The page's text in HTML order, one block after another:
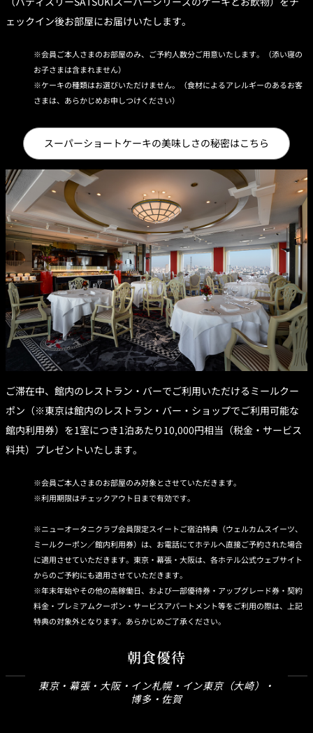
ェックイン後お部屋にお届けいたします。
会員ご本人さまのお部屋のみ、ご予約人数分ご用意いたします。（添い寝の
お子さまは含まれません）
ケーキの種類はお選びいただけません。（食材によるアレルギーのあるお客
さまは、あらかじめお申しつけください）
スーパーショートケーキの美味しさの秘密はこちら
ご滞在中、館内のレストラン・バーでご利用いただけるミールクー
ポン（※東京は館内のレストラン・バー・ショップでご利用可能な
館内利用券）を1室につき1泊あたり10,000円相当（税金・サービス
料共）プレゼントいたします。
会員ご本人さまのお部屋のみ対象とさせていただきます。
利用期限はチェックアウト日まで有効です。
ニューオータニクラブ会員限定スイートご宿泊特典（ウェルカムスイーツ、
ミールクーポン／館内利用券）は、お電話にてホテルへ直接ご予約された場合
に適用させていただきます。東京・幕張・大阪は、各ホテル公式ウェブサイト
からのご予約にも適用させていただきます。
年末年始やその他の高稼働日、および一部優待券・アップグレード券・契約
料金・プレミアムクーポン・サービスアパートメント等をご利用の際は、上記
特典の対象外となります。あらかじめご了承ください。
朝食優待
東京・幕張・大阪・イン札幌・イン東京（大崎）・
博多・佐賀